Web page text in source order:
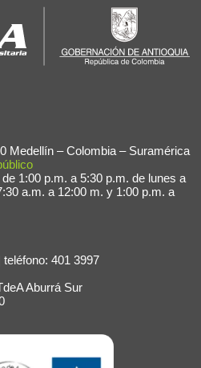
Medellín – Colombia – Suramérica
1:00 p.m. a 5:30 p.m. de lunes a
a.m. a 12:00 m. y 1:00 p.m. a
401 3997
Aburrá Sur